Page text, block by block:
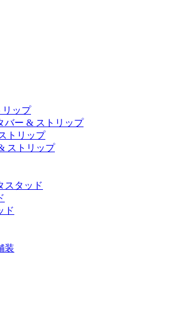
リップ
バー & ストリップ
トリップ
ストリップ
スタッド
ド
装